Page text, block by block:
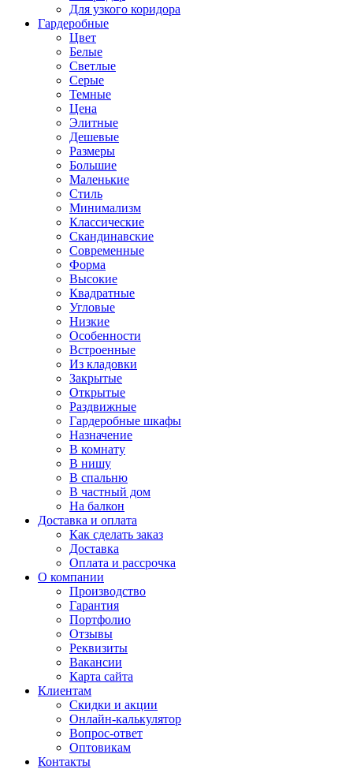
Для узкого коридора
Гардеробные
Цвет
Белые
Светлые
Серые
Темные
Цена
Элитные
Дешевые
Размеры
Большие
Маленькие
Стиль
Минимализм
Классические
Скандинавские
Современные
Форма
Высокие
Квадратные
Угловые
Низкие
Особенности
Встроенные
Из кладовки
Закрытые
Открытые
Раздвижные
Гардеробные шкафы
Назначение
В комнату
В нишу
В спальню
В частный дом
На балкон
Доставка и оплата
Как сделать заказ
Доставка
Оплата и рассрочка
О компании
Производство
Гарантия
Портфолио
Отзывы
Реквизиты
Вакансии
Карта сайта
Клиентам
Скидки и акции
Онлайн-калькулятор
Вопрос-ответ
Оптовикам
Контакты